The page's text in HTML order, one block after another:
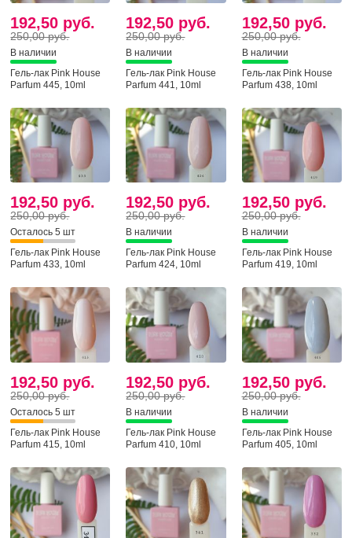
192,50 руб.
250,00 руб.
В наличии
Гель-лак Pink House
Parfum 445, 10ml
192,50 руб.
250,00 руб.
В наличии
Гель-лак Pink House
Parfum 441, 10ml
192,50 руб.
250,00 руб.
В наличии
Гель-лак Pink House
Parfum 438, 10ml
192,50 руб.
250,00 руб.
Осталось 5 шт
Гель-лак Pink House
Parfum 433, 10ml
192,50 руб.
250,00 руб.
В наличии
Гель-лак Pink House
Parfum 424, 10ml
192,50 руб.
250,00 руб.
В наличии
Гель-лак Pink House
Parfum 419, 10ml
192,50 руб.
250,00 руб.
Осталось 5 шт
Гель-лак Pink House
Parfum 415, 10ml
192,50 руб.
250,00 руб.
В наличии
Гель-лак Pink House
Parfum 410, 10ml
192,50 руб.
250,00 руб.
В наличии
Гель-лак Pink House
Parfum 405, 10ml